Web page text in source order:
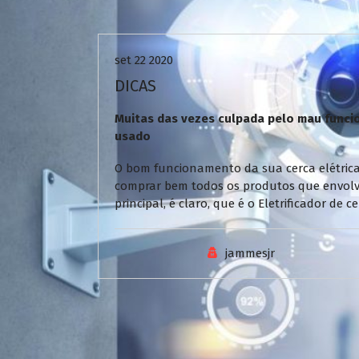
Uncategorized
set 22 2020
DICAS
Muitas das vezes culpada pelo mau
usado
O bom funcionamento da sua cerca
comprar bem todos os produtos que
principal, é claro, que é o Eletrificador de
jammesjr